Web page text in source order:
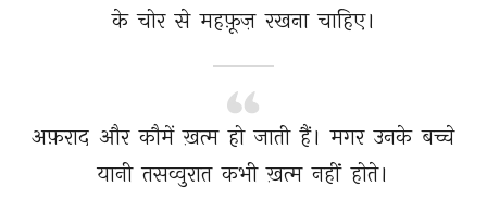
के चोर से महफ़ूज़ रखना चाहिए।
अफ़राद और कौमें ख़त्म हो जाती हैं। मगर उनके बच्चे
यानी तसव्वुरात कभी ख़त्म नहीं होते।